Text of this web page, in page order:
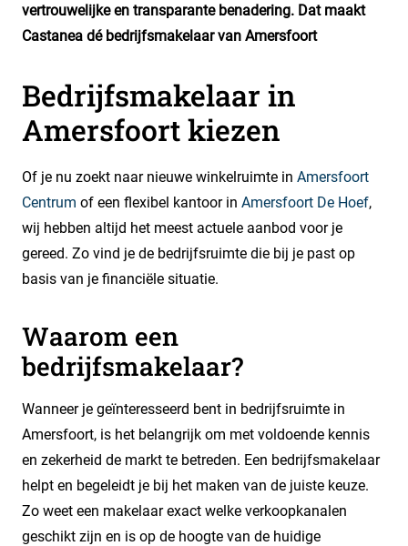
vertrouwelijke en transparante benadering. Dat maakt
Castanea dé bedrijfsmakelaar van Amersfoort
Bedrijfsmakelaar in
Amersfoort kiezen
Of je nu zoekt naar nieuwe winkelruimte in Amersfoort
Centrum of een flexibel kantoor in Amersfoort De Hoef,
wij hebben altijd het meest actuele aanbod voor je
gereed. Zo vind je de bedrijfsruimte die bij je past op
basis van je financiële situatie.
Waarom een
bedrijfsmakelaar?
Wanneer je geïnteresseerd bent in bedrijfsruimte in
Amersfoort, is het belangrijk om met voldoende kennis
en zekerheid de markt te betreden. Een bedrijfsmakelaar
helpt en begeleidt je bij het maken van de juiste keuze.
Zo weet een makelaar exact welke verkoopkanalen
geschikt zijn en is op de hoogte van de huidige